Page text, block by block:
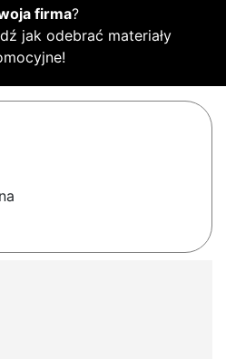
firma?
jak odebrać materiały